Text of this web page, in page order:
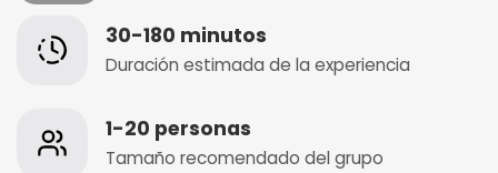
30-180 minutos
Duración estimada de la experiencia
1-20 personas
Tamaño recomendado del grupo